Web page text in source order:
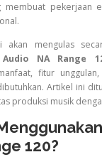
membuat pekerjaan
mengulas
NA Range
fitur unggulan,
Artikel ini
produksi musik
120?